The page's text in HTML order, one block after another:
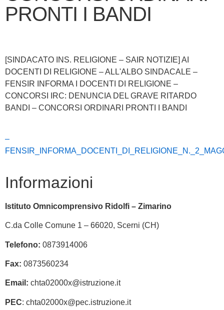
PRONTI I BANDI
[SINDACATO INS. RELIGIONE – SAIR NOTIZIE] AI
DOCENTI DI RELIGIONE – ALL'ALBO SINDACALE –
FENSIR INFORMA I DOCENTI DI RELIGIONE –
CONCORSI IRC: DENUNCIA DEL GRAVE RITARDO
BANDI – CONCORSI ORDINARI PRONTI I BANDI
–
Informazioni
Istituto Omnicomprensivo Ridolfi – Zimarino
C.da Colle Comune 1 – 66020, Scerni (CH)
Telefono: 0873914006
Fax: 0873560234
Email: chta02000x@istruzione.it
PEC: chta02000x@pec.istruzione.it